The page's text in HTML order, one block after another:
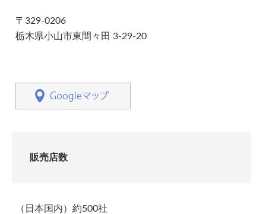
〒329-0206
栃木県小山市東間々田 3-29-20
販売店数
（日本国内）約500社